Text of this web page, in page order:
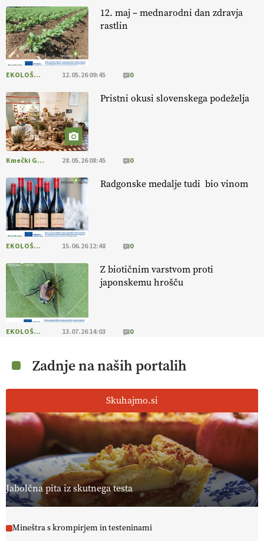
@EUAgri #IMCAP #CAP https://t.co/azYaR71AkI
[EKOloško = LOGIČNO ] Ekološka hrana: Resnica ali le dobra reklama?
PRISLUHNITE
@EUAgri #imcap #cap #eco #skp #vlog
09.07.2026
12. maj – mednarodni dan zdravja
rastlin
EKOLOŠKO LOGIČNO 12.05.26 09:45 0
Pristni okusi slovenskega podeželja
Kmečki Glas 28.05.26 08:45 0
Radgonske medalje tudi bio vinom
EKOLOŠKO LOGIČNO 15.06.26 12:48 0
Z biotičnim varstvom proti
japonskemu hrošču
EKOLOŠKO LOGIČNO 13.07.26 14:03 0
Zadnje na naših portalih
Skuhajmo.si
Jabolčna pita iz skutnega testa
Mineštra s krompirjem in testeninami